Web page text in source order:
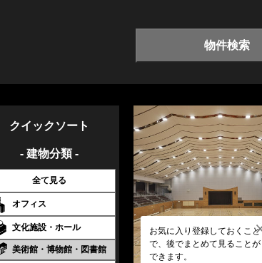
物件検索
クイックソート
- 建物分類 -
全て見る
オフィス
文化施設・ホール
美術館・博物館・図書館
お気に入り登録しておくこと
で、後でまとめて見ることが
できます。